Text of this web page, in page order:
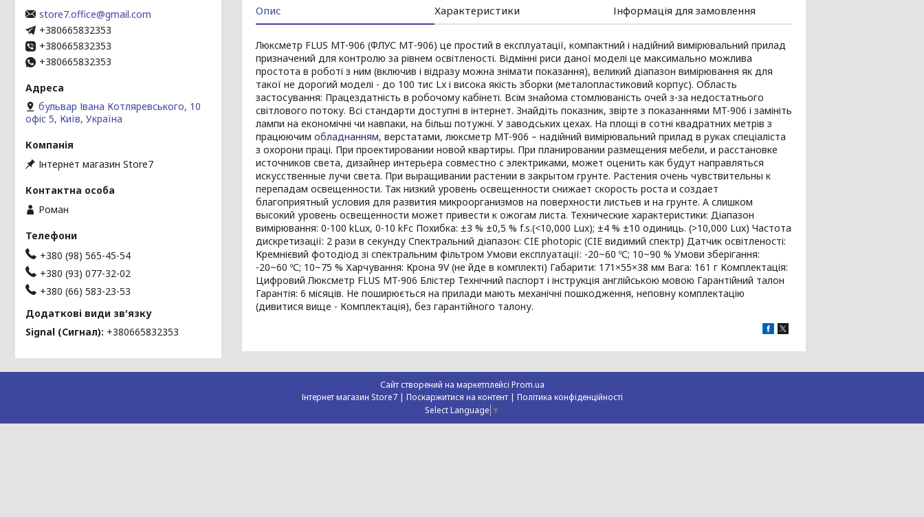
Опис Характеристики Інформація для замовлення
Люксметр FLUS MT-906 (ФЛУС МТ-906) це простий в експлуатації, компактний і надійний вимірювальний прилад
призначений для контролю за рівнем освітленості. Відмінні риси даної моделі це максимально можлива
простота в роботі з ним (включив і відразу можна знімати показання), великий діапазон вимірювання як для
такої не дорогий моделі - до 100 тис Lx і висока якість зборки (металопластиковий корпус). Область
застосування: Працездатність в робочому кабінеті. Всім знайома стомлюваність очей з-за недостатнього
світлового потоку. Всі стандарти доступні в інтернет. Знайдіть показник, звірте з показаннями MT-906 і замініть
лампи на економічні чи навпаки, на більш потужні. У заводських цехах. На площі в сотні квадратних метрів з
працюючим обладнанням, верстатами, люксметр MT-906 – надійний вимірювальний прилад в руках спеціаліста
з охорони праці. При проектировании новой квартиры. При планировании размещения мебели, и расстановке
источников света, дизайнер интерьера совместно с электриками, может оценить как будут направляться
искусственные лучи света. При выращивании растении в закрытом грунте. Растения очень чувствительны к
перепадам освещенности. Так низкий уровень освещенности снижает скорость роста и создает
благоприятный условия для развития микроорганизмов на поверхности листьев и на грунте. А слишком
высокий уровень освещенности может привести к ожогам листа. Технические характеристики: Діапазон
вимірювання: 0-100 kLux, 0-10 kFc Похибка: ±3 % ±0,5 % f.s.(<10,000 Lux); ±4 % ±10 одиниць. (>10,000 Lux) Частота
дискретизації: 2 рази в секунду Спектральний діапазон: CIE photopic (CIE видимий спектр) Датчик освітленості:
Кремнієвий фотодіод зі спектральним фільтром Умови експлуатації: -20~60 ºС; 10~90 % Умови зберігання:
-20~60 ºС; 10~75 % Харчування: Крона 9V (не йде в комплекті) Габарити: 171×55×38 мм Вага: 161 г Комплектація:
Цифровий Люксметр FLUS MT-906 Блістер Технічний паспорт і інструкція англійською мовою Гарантійний талон
Гарантія: 6 місяців. Не поширюється на прилади мають механічні пошкодження, неповну комплектацію
(дивитися вище - Комплектація), без гарантійного талону.
store7.office@gmail.com
+380665832353
+380665832353
+380665832353
бульвар Івана Котляревського, 10
офіс 5, Київ, Україна
Інтернет магазин Store7
Роман
+380 (98) 565-45-54
+380 (93) 077-32-02
+380 (66) 583-23-53
Signal (Сигнал) +380665832353
Сайт створений на маркетплейсі Prom.ua
Інтернет магазин Store7 | Поскаржитися на контент | Політика конфіденційності
Select Language ▼